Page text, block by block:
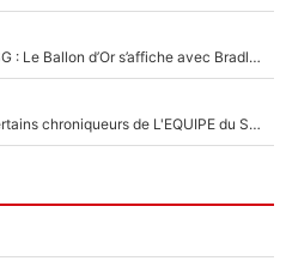
Ousmane Dembélé de retour au PSG : Le Ballon d’Or s’affiche avec Bradley Barcola en plein cœur du feuilleton sur son départ !
Pierre Ménès «ne supporte pas» certains chroniqueurs de L'EQUIPE du Soir : Ils vont tous partir !